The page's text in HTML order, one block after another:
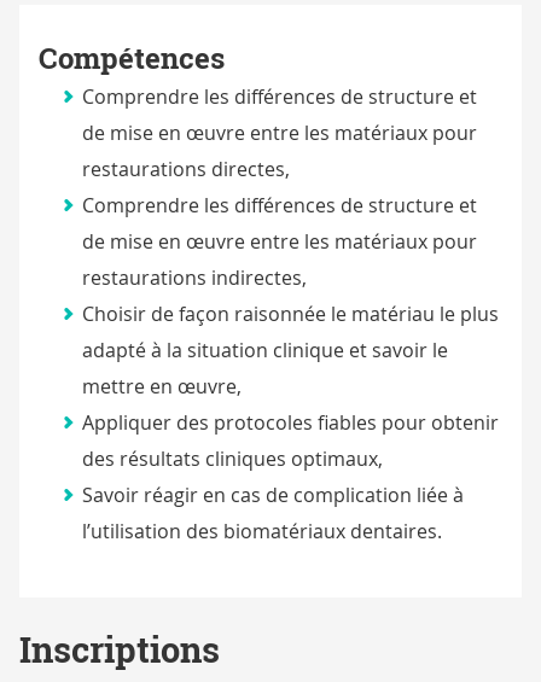
Compétences
Comprendre les différences de structure et
de mise en œuvre entre les matériaux pour
restaurations directes,
Comprendre les différences de structure et
de mise en œuvre entre les matériaux pour
restaurations indirectes,
Choisir de façon raisonnée le matériau le plus
adapté à la situation clinique et savoir le
mettre en œuvre,
Appliquer des protocoles fiables pour obtenir
des résultats cliniques optimaux,
Savoir réagir en cas de complication liée à
l’utilisation des biomatériaux dentaires.
Inscriptions